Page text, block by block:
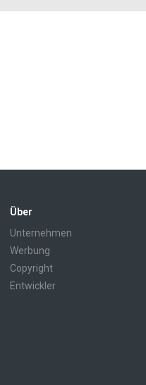
Über
Unternehmen
Werbung
Copyright
Entwickler